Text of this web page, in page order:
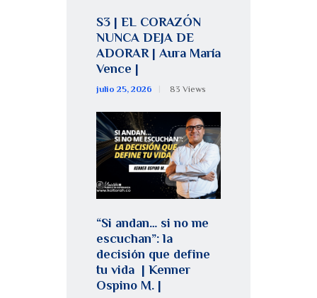
S3 | EL CORAZÓN
NUNCA DEJA DE
ADORAR | Aura María
Vence |
julio 25, 2026 83 Views
“Si andan… si no me
escuchan”: la
decisión que define
tu vida | Kenner
Ospino M. |